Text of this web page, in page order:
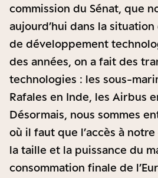
commission du Sénat, que
aujourd’hui dans la situation
de développement
des années, on a fait des
technologies : les sous-
Rafales en Inde, les Airbus
Désormais, nous sommes
où il faut que l’accès à
la taille et la puissance du
consommation finale de